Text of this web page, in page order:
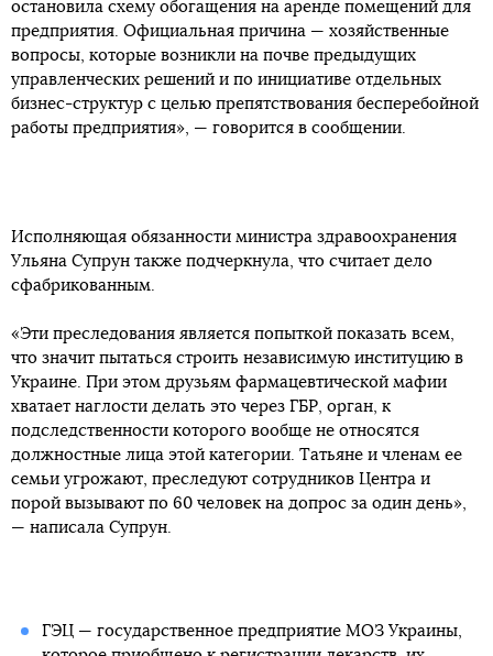
остановила схему обогащения на аренде помещений для
предприятия. Официальная причина — хозяйственные
вопросы, которые возникли на почве предыдущих
управленческих решений и по инициативе отдельных
бизнес-структур с целью препятствования бесперебойной
работы предприятия», — говорится в сообщении.
Исполняющая обязанности министра здравоохранения
Ульяна Супрун также подчеркнула, что считает дело
сфабрикованным.
«Эти преследования является попыткой показать всем,
что значит пытаться строить независимую институцию в
Украине. При этом друзьям фармацевтической мафии
хватает наглости делать это через ГБР, орган, к
подследственности которого вообще не относятся
должностные лица этой категории. Татьяне и членам ее
семьи угрожают, преследуют сотрудников Центра и
порой вызывают по 60 человек на допрос за один день»,
— написала Супрун.
ГЭЦ — государственное предприятие МОЗ Украины,